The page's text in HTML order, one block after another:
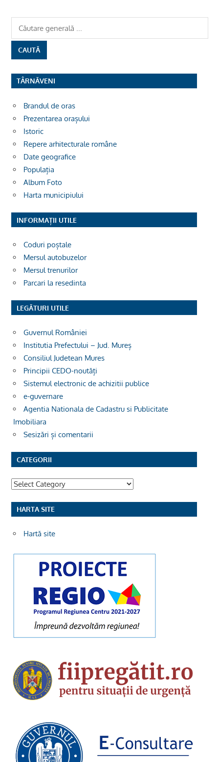
TÂRNĂVENI
Brandul de oras
Prezentarea orașului
Istoric
Repere arhitecturale române
Date geografice
Populația
Album Foto
Harta municipiului
INFORMAȚII UTILE
Coduri poștale
Mersul autobuzelor
Mersul trenurilor
Parcari la resedinta
LEGĂTURI UTILE
Guvernul României
Institutia Prefectului – Jud. Mureș
Consiliul Judetean Mures
Principii CEDO-noutăți
Sistemul electronic de achizitii publice
e-guvernare
Agentia Nationala de Cadastru si Publicitate
Imobiliara
Sesizări și comentarii
CATEGORII
Categorii
HARTA SITE
Hartă site